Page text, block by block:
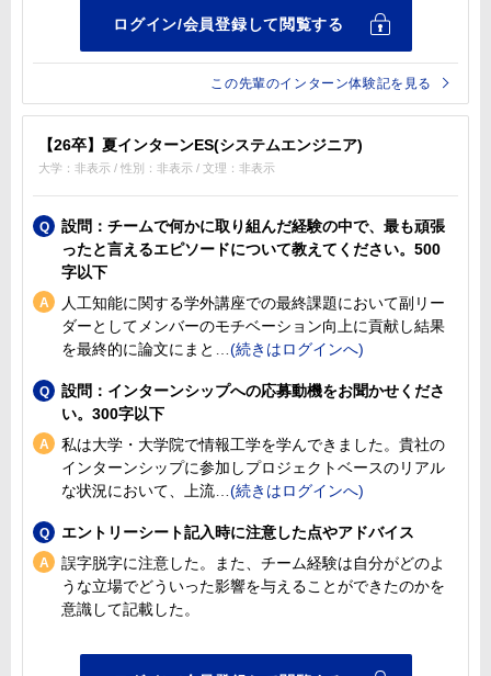
この先輩のインターン体験記を見る
【26卒】夏インターンES(システムエンジニア)
大学：非表示 / 性別：非表示 / 文理：非表示
設問：チームで何かに取り組んだ経験の中で、最も頑張
ったと言えるエピソードについて教えてください。500
字以下
人工知能に関する学外講座での最終課題において副リー
ダーとしてメンバーのモチベーション向上に貢献し結果
を最終的に論文にまと
設問：インターンシップへの応募動機をお聞かせくださ
い。300字以下
私は大学・大学院で情報工学を学んできました。貴社の
インターンシップに参加しプロジェクトベースのリアル
な状況において、上流
エントリーシート記入時に注意した点やアドバイス
誤字脱字に注意した。また、チーム経験は自分がどのよ
うな立場でどういった影響を与えることができたのかを
意識して記載した。